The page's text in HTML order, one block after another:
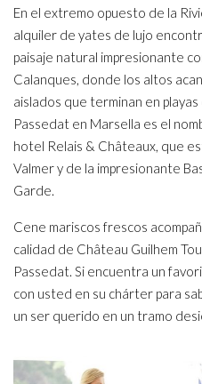
En el extremo opuesto de la
alquiler de yates de lujo
paisaje natural impresionante
Calanques, donde los altos
aislados que terminan en
Passedat en Marsella es el
hotel Relais & Châteaux, que
Valmer y de la impresionante
Garde.
Cene mariscos frescos
calidad de Château Guilhem
Passedat. Si encuentra un
con usted en su chárter para
un ser querido en un tramo